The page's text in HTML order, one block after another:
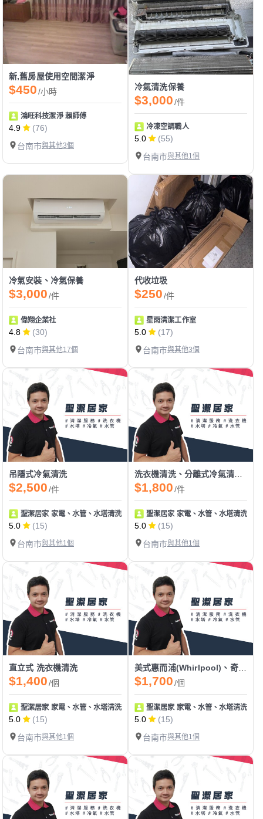
新,舊房屋使用空間潔淨
$450/小時
鴻旺科技潔淨 賴師傅
4.9
(76)
台南市與其他3個
冷氣清洗保養
$3,000/件
冷凍空調職人
5.0
(55)
台南市與其他1個
冷氣安裝、冷氣保養
$3,000/件
偉翔企業社
4.8
(30)
台南市與其他17個
代收垃圾
$250/件
星雨清潔工作室
5.0
(17)
台南市與其他3個
吊隱式冷氣清洗
$2,500/件
聖潔居家 家電、水管、水塔清洗 地板止滑
5.0
(15)
台南市與其他1個
洗衣機清洗、分離式冷氣清洗、白鐵水塔清洗、水管清洗
$1,800/件
聖潔居家 家電、水管、水塔清洗 地
5.0
(15)
台南市與其他1個
直立式 洗衣機清洗
$1,400/個
聖潔居家 家電、水管、水塔清洗 地板止滑
5.0
(15)
台南市與其他1個
美式惠而浦(Whirlpool)、奇異(GE) 攪拌棒 直立式 洗衣機清洗
$1,700/個
聖潔居家 家電、水管、水塔清洗 地
5.0
(15)
台南市與其他1個